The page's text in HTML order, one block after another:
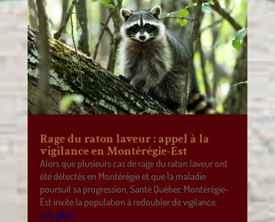
Rage du raton laveur : appel à la
vigilance en Montérégie-Est
Alors que plusieurs cas de rage du raton laveur ont
été détectés en Montérégie et que la maladie
poursuit sa progression, Santé Québec Montérégie-
Est invite la population à redoubler de vigilance.
lire plus